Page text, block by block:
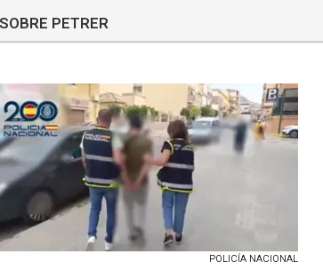
PETRER
POLICÍA NACIONAL